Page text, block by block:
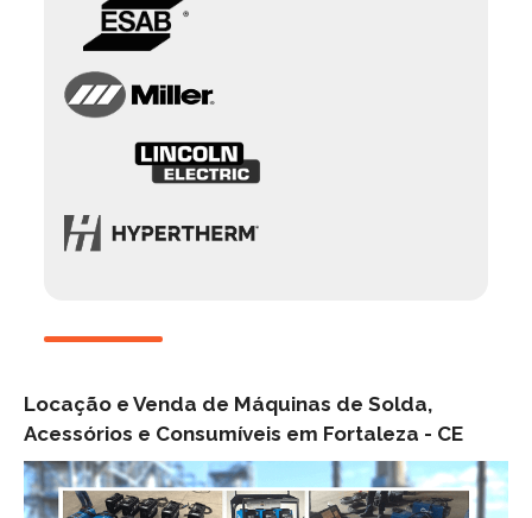
Locação e Venda de Máquinas de Solda,
Acessórios e Consumíveis em Fortaleza - CE